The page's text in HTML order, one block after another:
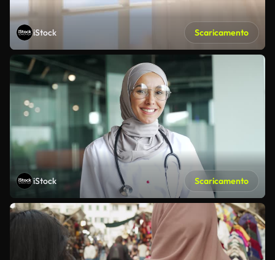
iStock Scaricamento
iStock Scaricamento